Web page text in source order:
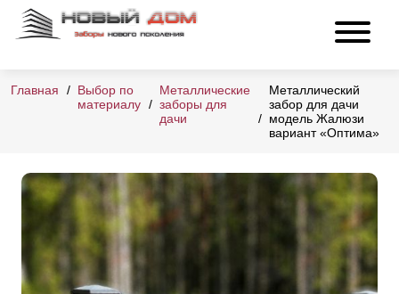
Главная
Выбор по
материалу
Металлические
заборы для
дачи
Металлический
забор для дачи
модель Жалюзи
вариант «Оптима»